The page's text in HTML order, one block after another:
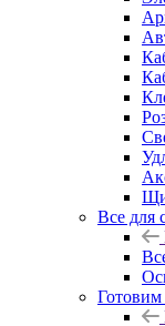
Все для
Готовим